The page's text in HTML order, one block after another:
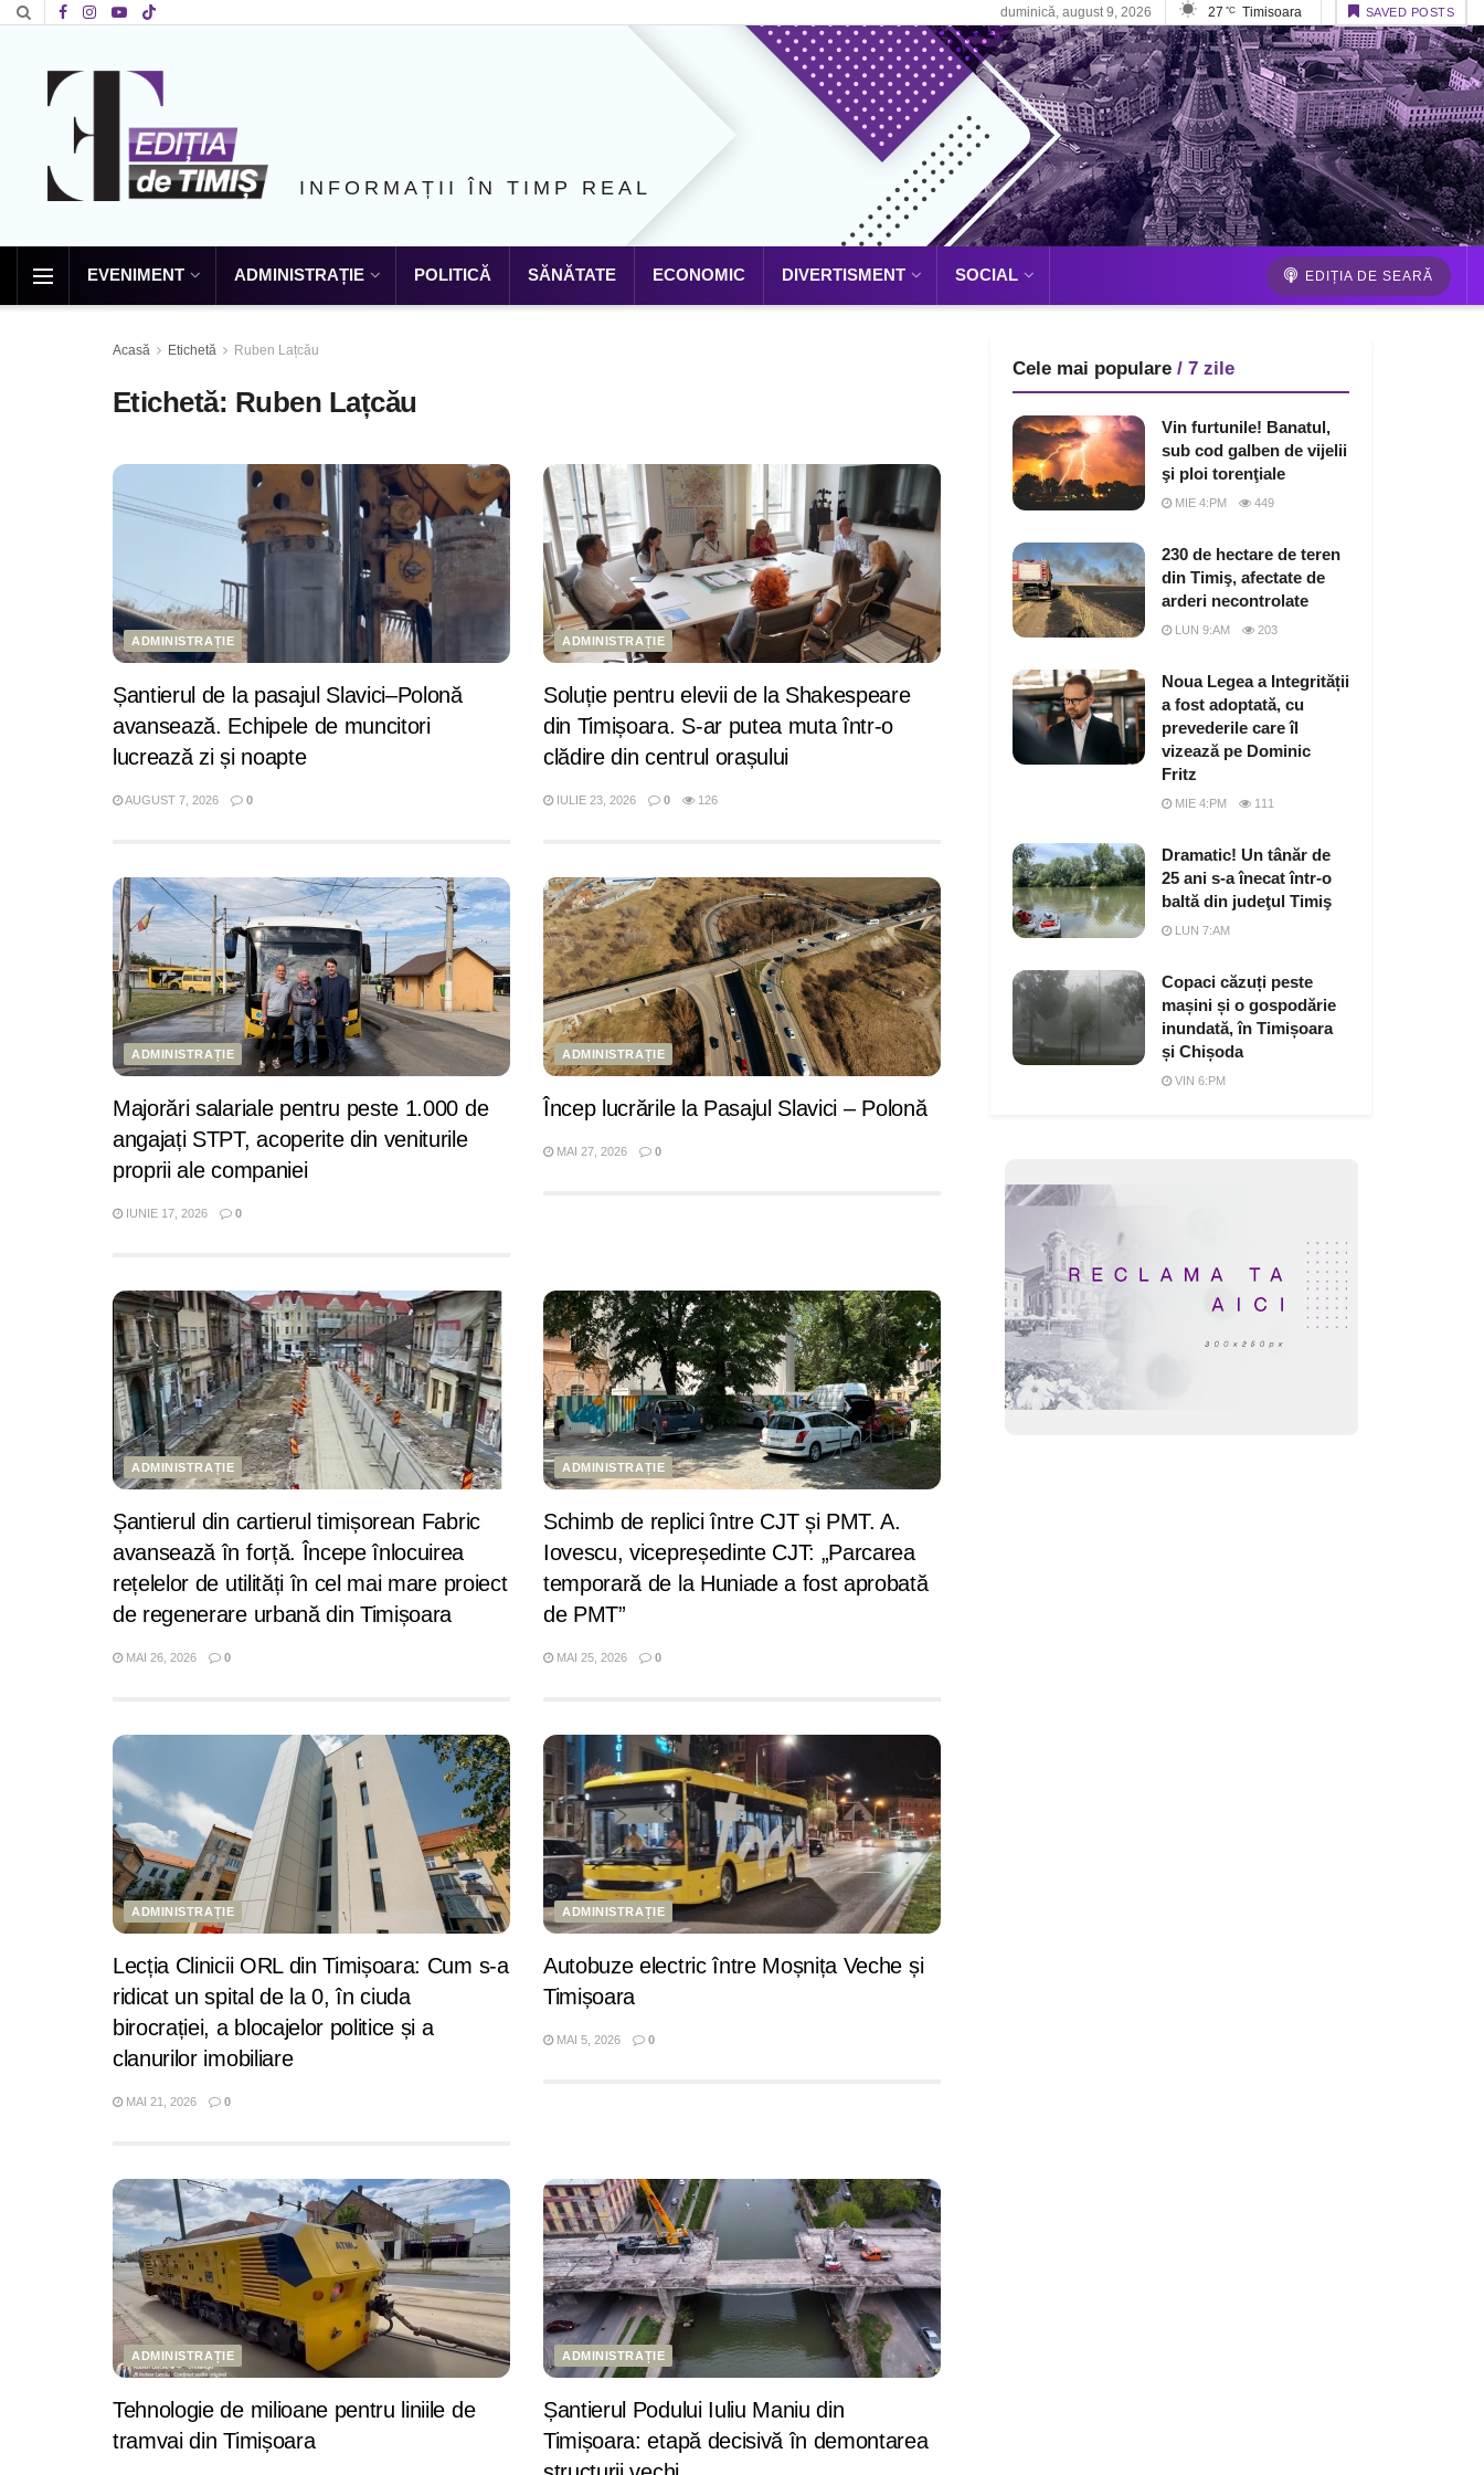
duminică, august 9, 2026 27 °C Timisoara SAVED POSTS
INFORMAȚII ÎN TIMP REAL
EVENIMENT ADMINISTRAȚIE POLITICĂ SĂNĂTATE ECONOMIC DIVERTISMENT SOCIAL EDIȚIA DE SEARĂ
Acasă Etichetă Ruben Lațcău
Etichetă: Ruben Lațcău
ADMINISTRAȚIE
Șantierul de la pasajul Slavici–Polonă
avansează. Echipele de muncitori
lucrează zi și noapte
AUGUST 7, 2026 0
ADMINISTRAȚIE
Soluție pentru elevii de la Shakespeare
din Timișoara. S-ar putea muta într-o
clădire din centrul orașului
IULIE 23, 2026 0 126
ADMINISTRAȚIE
Majorări salariale pentru peste 1.000 de
angajați STPT, acoperite din veniturile
proprii ale companiei
IUNIE 17, 2026 0
ADMINISTRAȚIE
Încep lucrările la Pasajul Slavici – Polonă
MAI 27, 2026 0
ADMINISTRAȚIE
Șantierul din cartierul timișorean Fabric
avansează în forță. Începe înlocuirea
rețelelor de utilități în cel mai mare proiect
de regenerare urbană din Timișoara
MAI 26, 2026 0
ADMINISTRAȚIE
Schimb de replici între CJT și PMT. A.
Iovescu, vicepreședinte CJT: „Parcarea
temporară de la Huniade a fost aprobată
de PMT”
MAI 25, 2026 0
ADMINISTRAȚIE
Lecția Clinicii ORL din Timișoara: Cum s-a
ridicat un spital de la 0, în ciuda
birocrației, a blocajelor politice și a
clanurilor imobiliare
MAI 21, 2026 0
ADMINISTRAȚIE
Autobuze electric între Moșnița Veche și
Timișoara
MAI 5, 2026 0
ADMINISTRAȚIE
Tehnologie de milioane pentru liniile de
tramvai din Timișoara
ADMINISTRAȚIE
Șantierul Podului Iuliu Maniu din
Timișoara: etapă decisivă în demontarea
Cele mai populare / 7 zile
Vin furtunile! Banatul,
sub cod galben de vijelii
şi ploi torenţiale
MIE 4:PM 449
230 de hectare de teren
din Timiş, afectate de
arderi necontrolate
LUN 9:AM 203
Noua Legea a Integrității
a fost adoptată, cu
prevederile care îl
vizează pe Dominic
Fritz
MIE 4:PM 111
Dramatic! Un tânăr de
25 ani s-a înecat într-o
baltă din judeţul Timiş
LUN 7:AM
Copaci căzuți peste
mașini și o gospodărie
inundată, în Timișoara
și Chișoda
VIN 6:PM